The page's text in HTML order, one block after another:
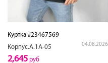
Куртка #23467569
Корпус.А.1А-05
04.08.2026
2,645 руб